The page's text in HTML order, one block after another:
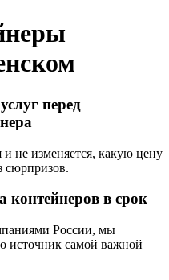
перед
не изменяется, какую цену
сюрпризов.
контейнеров в срок
России, мы
источник самой важной